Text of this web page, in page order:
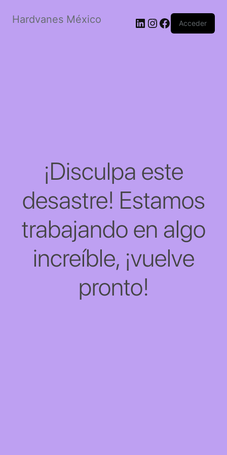
Hardvanes México LinkedIn
Instagram
Facebook
Acceder
¡Disculpa este
desastre! Estamos
trabajando en algo
increíble, ¡vuelve
pronto!